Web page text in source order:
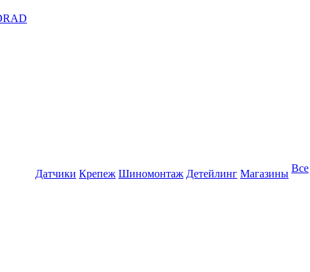
Датчики Крепеж Шиномонтаж Детейлинг Магазины Все